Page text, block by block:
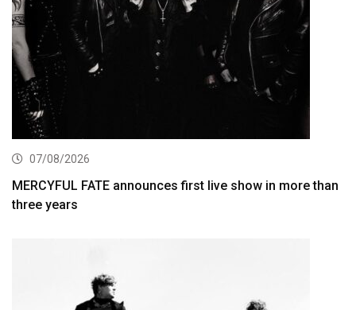
07/08/2026
MERCYFUL FATE announces first live show in more than
three years